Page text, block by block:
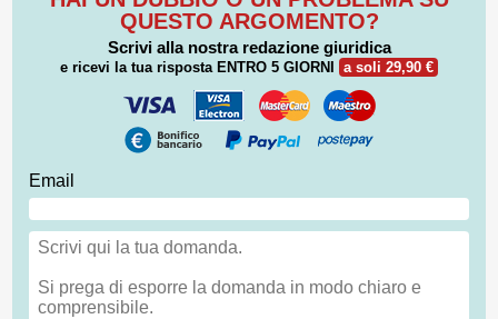
QUESTO ARGOMENTO?
Scrivi alla nostra redazione giuridica
e ricevi la tua risposta ENTRO 5 GIORNI a soli 29,90 €
Email